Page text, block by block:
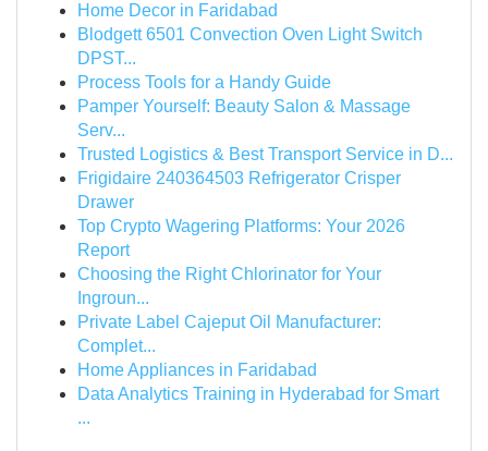
Home Decor in Faridabad
Blodgett 6501 Convection Oven Light Switch
DPST...
Process Tools for a Handy Guide
Pamper Yourself: Beauty Salon & Massage
Serv...
Trusted Logistics & Best Transport Service in D...
Frigidaire 240364503 Refrigerator Crisper
Drawer
Top Crypto Wagering Platforms: Your 2026
Report
Choosing the Right Chlorinator for Your
Ingroun...
Private Label Cajeput Oil Manufacturer:
Complet...
Home Appliances in Faridabad
Data Analytics Training in Hyderabad for Smart
...